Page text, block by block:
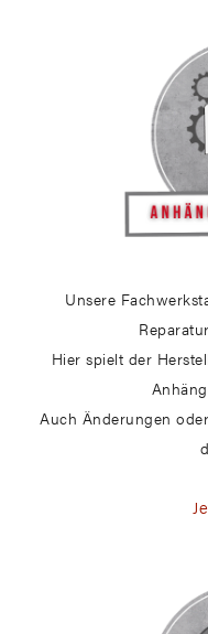
Unsere
Hier spielt der
Auch Änderungen